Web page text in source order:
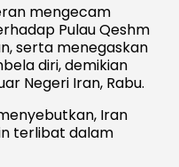
mengecam
Pulau Qeshm
serta menegaskan
diri, demikian
Negeri Iran, Rabu.
Iran
terlibat dalam